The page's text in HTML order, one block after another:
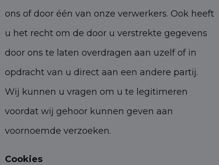
ons of door één van onze verwerkers. Ook heeft
u het recht om de door u verstrekte gegevens
door ons te laten overdragen aan uzelf of in
opdracht van u direct aan een andere partij.
Wij kunnen u vragen om u te legitimeren
voordat wij gehoor kunnen geven aan
voornoemde verzoeken.
Cookies